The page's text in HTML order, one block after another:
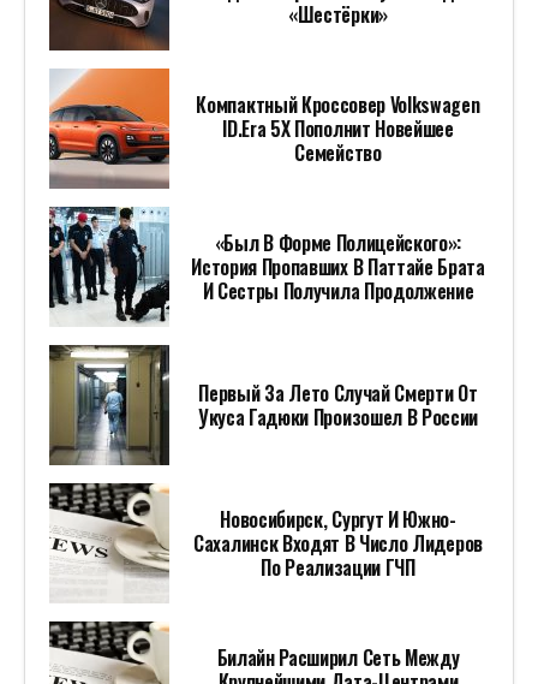
«шестёрки»
Компактный Кроссовер Volkswagen
ID.Era 5X Пополнит Новейшее
Семейство
«Был В Форме Полицейского»:
История Пропавших В Паттайе Брата
И Сестры Получила Продолжение
Первый За Лето Случай Смерти От
Укуса Гадюки Произошел В России
Новосибирск, Сургут И Южно-
Сахалинск Входят В Число Лидеров
По Реализации ГЧП
Билайн Расширил Сеть Между